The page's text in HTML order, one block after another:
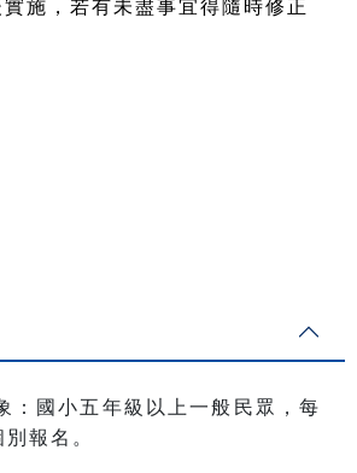
施，若有未盡事宜得隨時修正
：國小五年級以上一般民眾，每
報名。